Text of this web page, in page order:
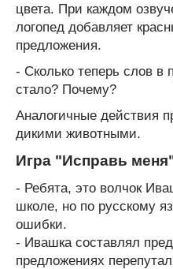
цвета. При каждом
логопед добавляет
предложения.
- Сколько теперь слов в
стало? Почему?
Аналогичные действия
дикими животными.
Игра "Исправь
- Ребята, это волчок
школе, но по русскому
ошибки.
- Ивашка составлял
предложениях